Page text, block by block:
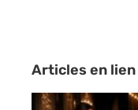
Articles en